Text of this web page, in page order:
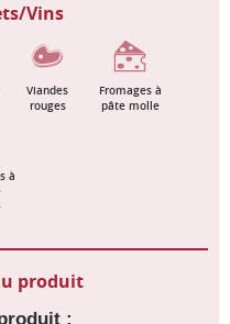
Vins
Viandes
rouges
Fromages à
pâte molle
à
produit
: